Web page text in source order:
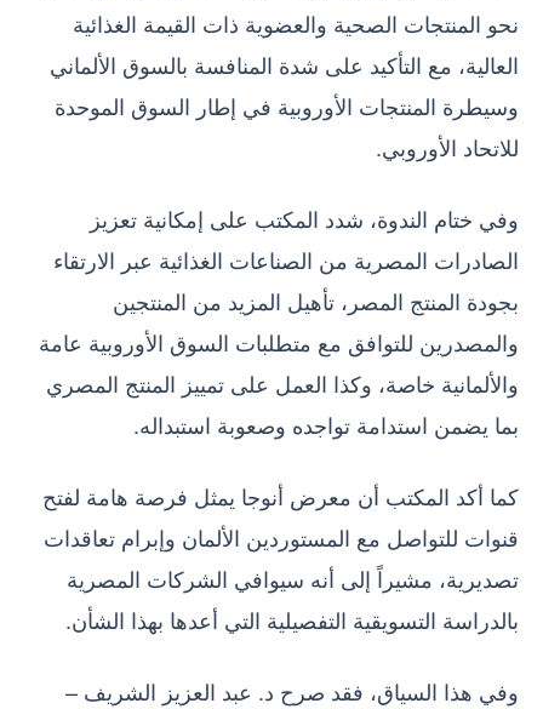
نحو المنتجات الصحية والعضوية ذات القيمة الغذائية
العالية، مع التأكيد على شدة المنافسة بالسوق الألماني
وسيطرة المنتجات الأوروبية في إطار السوق الموحدة
للاتحاد الأوروبي.
وفي ختام الندوة، شدد المكتب على إمكانية تعزيز
الصادرات المصرية من الصناعات الغذائية عبر الارتقاء
بجودة المنتج المصر، تأهيل المزيد من المنتجين
والمصدرين للتوافق مع متطلبات السوق الأوروبية عامة
والألمانية خاصة، وكذا العمل على تمييز المنتج المصري
بما يضمن استدامة تواجده وصعوبة استبداله.
كما أكد المكتب أن معرض أنوجا يمثل فرصة هامة لفتح
قنوات للتواصل مع المستوردين الألمان وإبرام تعاقدات
تصديرية، مشيراً إلى أنه سيوافي الشركات المصرية
بالدراسة التسويقية التفصيلية التي أعدها بهذا الشأن.
وفي هذا السياق، فقد صرح د. عبد العزيز الشريف –